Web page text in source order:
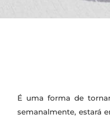
É uma forma de
semanalmente, estará